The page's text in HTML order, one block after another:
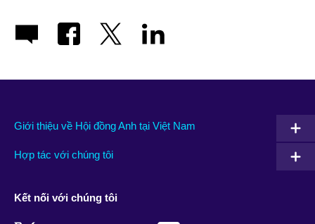
Giới thiệu về Hội đồng Anh tại Việt Nam
Hợp tác với chúng tôi
Kết nối với chúng tôi